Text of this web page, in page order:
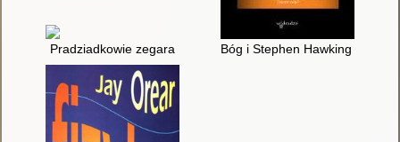
Pradziadkowie zegara Bóg i Stephen Hawking : czyj